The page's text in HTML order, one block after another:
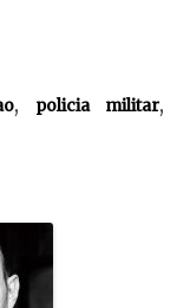
, policia militar,